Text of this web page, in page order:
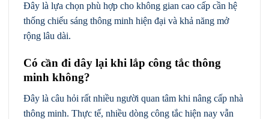
Đây là lựa chọn phù hợp cho không gian cao cấp cần hệ
thống chiếu sáng thông minh hiện đại và khả năng mở
rộng lâu dài.
Có cần đi dây lại khi lắp công tắc thông
minh không?
Đây là câu hỏi rất nhiều người quan tâm khi nâng cấp nhà
thông minh. Thực tế, nhiều dòng công tắc hiện nay vẫn